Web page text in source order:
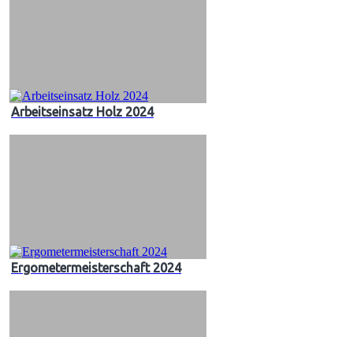
Arbeitseinsatz Holz 2024
Ergometermeisterschaft 2024